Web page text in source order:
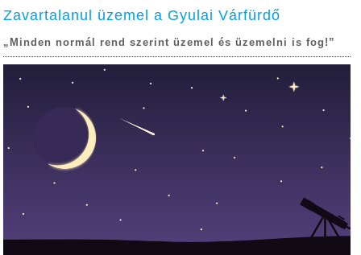
Zavartalanul üzemel a Gyulai Várfürdő
„Minden normál rend szerint üzemel és üzemelni is fog!”